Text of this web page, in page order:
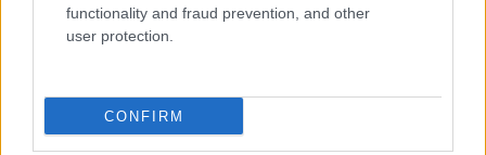
functionality and fraud prevention, and other
user protection.
CONFIRM